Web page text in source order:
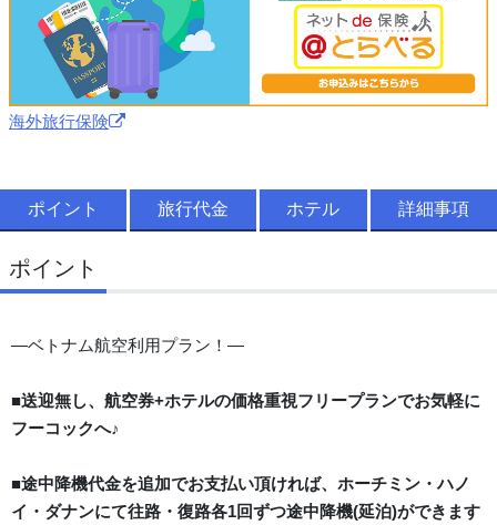
海外旅行保険
ポイント 旅行代金 ホテル 詳細事項
ポイント
―ベトナム航空利用プラン！―
■送迎無し、航空券+ホテルの価格重視フリープランでお気軽に
フーコックへ♪
■途中降機代金を追加でお支払い頂ければ、ホーチミン・ハノ
イ・ダナンにて往路・復路各1回ずつ途中降機(延泊)ができます